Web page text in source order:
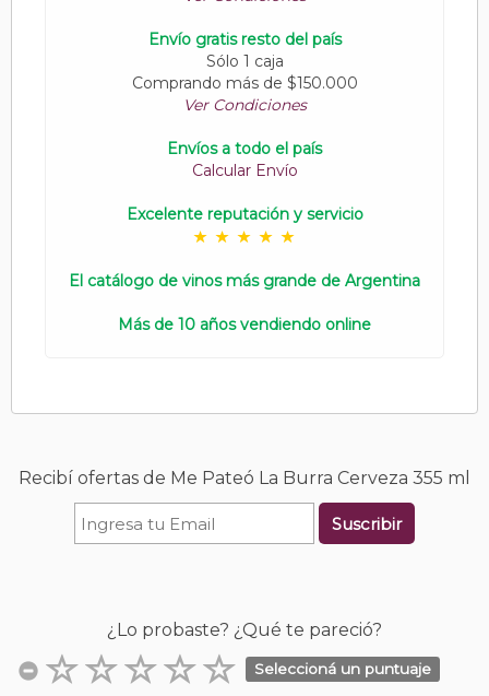
Envío gratis resto del país
Sólo 1 caja
Comprando más de $150.000
Ver Condiciones
Envíos a todo el país
Calcular Envío
Excelente reputación y servicio
El catálogo de vinos más grande de Argentina
Más de 10 años vendiendo online
Recibí ofertas de Me Pateó La Burra Cerveza 355 ml
Suscribir
¿Lo probaste? ¿Qué te pareció?
Seleccioná un puntuaje